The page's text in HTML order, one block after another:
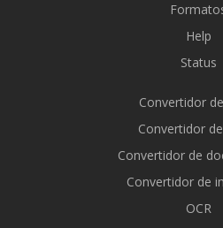
Help
Status
Convertidor
Convertidor
Convertidor de
Convertidor de
OCR